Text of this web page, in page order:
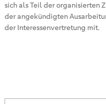
sich als Teil der organisierten
der angekündigten
der Interessenvertretung mit.